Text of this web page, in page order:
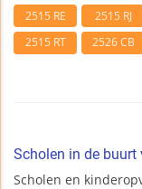
2515 RE
2515 RJ
2515 RT
2526 CB
Scholen in de
Scholen en